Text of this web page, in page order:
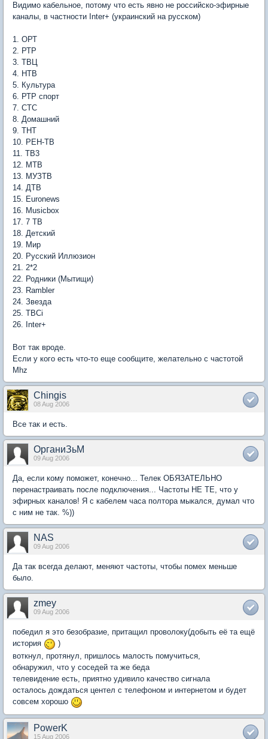
Видимо кабельное, потому что есть явно не российско-эфирные
каналы, в частности Inter+ (украинский на русском)
1. ОРТ
2. РТР
3. ТВЦ
4. НТВ
5. Культура
6. РТР спорт
7. СТС
8. Домашний
9. ТНТ
10. РЕН-ТВ
11. ТВ3
12. МТВ
13. МУЗТВ
14. ДТВ
15. Euronews
16. Musicbox
17. 7 ТВ
18. Детский
19. Мир
20. Русский Иллюзион
21. 2*2
22. Родники (Мытищи)
23. Rambler
24. Звезда
25. ТВCi
26. Inter+
Вот так вроде.
Если у кого есть что-то еще сообщите, желательно с частотой
Mhz
Chingis
08 Aug 2006
Все так и есть.
ОрганиЗьМ
09 Aug 2006
Да, если кому поможет, конечно... Телек ОБЯЗАТЕЛЬНО
перенастраивать после подключения... Частоты НЕ ТЕ, что у
эфирных каналов! Я с кабелем часа полтора мыкался, думал что
с ним не так. %))
NAS
09 Aug 2006
Да так всегда делают, меняют частоты, чтобы помех меньше
было.
zmey
09 Aug 2006
победил я это безобразие, притащил проволоку(добыть её та ещё
история
)
воткнул, протянул, пришлось малость помучиться,
обнаружил, что у соседей та же беда
телевидение есть, приятно удивило качество сигнала
осталось дождаться центел с телефоном и интернетом и будет
совсем хорошо
PowerK
15 Aug 2006